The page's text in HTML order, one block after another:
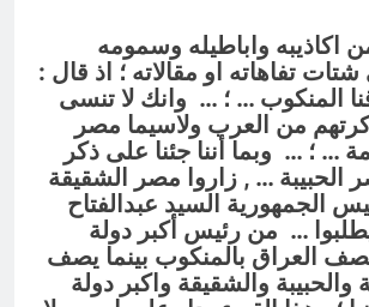
اكاذيبه واباطيله وسمومه
تفاهاته او مقالاته ؛ اذ قال :
المنكوب … ؛ … وانك لا تنسى
من العرب ولاسيما مصر
… ؛ … وبما أننا جئنا على ذكر
الحبيبة … , زاروا مصر الشقيقة
الجمهورية السيد عبدالفتاح
… من رئيس أكبر دولة
العراق بالمنكوب بينما يصف
والشقيقة واكبر دولة